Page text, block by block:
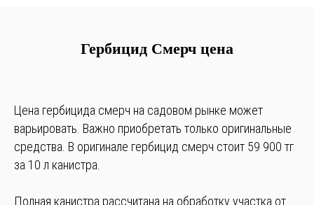
Гербицид Смерч цена
Цена гербицида смерч на садовом рынке может
варьировать. Важно приобретать только оригинальные
средства. В оригинале гербицид смерч стоит 59 900 тг
за 10 л канистра.
Полная канистра рассчитана на обработку участка от